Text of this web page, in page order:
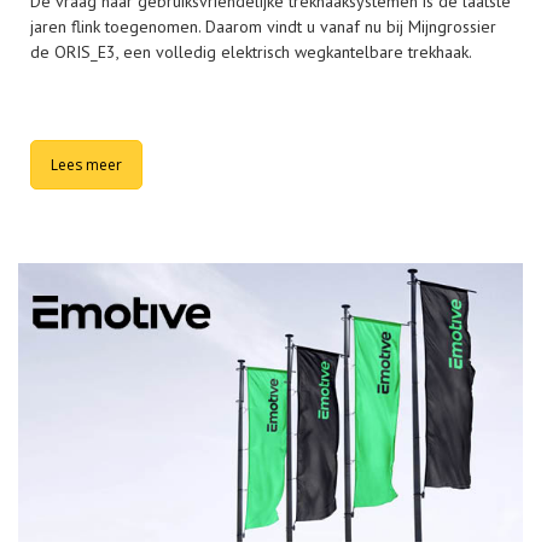
jaren flink toegenomen. Daarom vindt u vanaf nu bij Mijngrossier
de ORIS_E3, een volledig elektrisch wegkantelbare trekhaak.
Lees meer